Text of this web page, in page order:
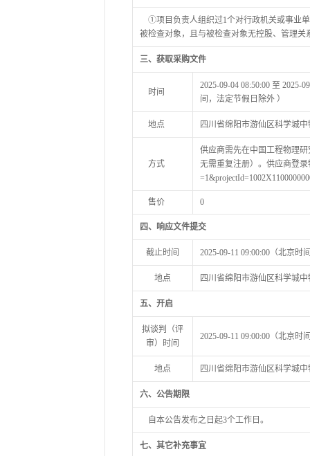
①项目负责人组织过1个对行政机关或事业
被检查对象，且与被检查对象无控股、管理关
三、获取采购文件
时间
2025-09-04 08:50:00 至 2025-
间，法定节假日除外 ）
地点 四川省绵阳市游仙区科学城
方式
供应商需先在中国工程物理
无需重复注册）。供应商登录
售价 0
四、响应文件提交
截止时间 2025-09-11 09:00:00（北京时
地点 四川省绵阳市游仙区科学城
五、开启
拟谈判（评
审）时间
2025-09-11 09:00:00（北京时
地点 四川省绵阳市游仙区科学城
六、公告期限
自本公告发布之日起3个工作日。
七、其它补充事宜